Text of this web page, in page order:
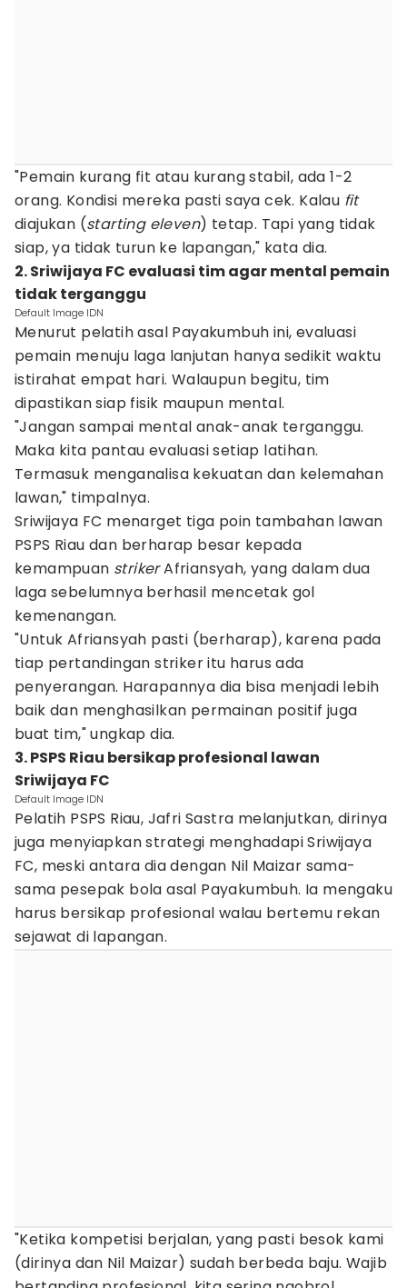
"Pemain kurang fit atau kurang stabil, ada 1-2
orang. Kondisi mereka pasti saya cek. Kalau fit
diajukan (starting eleven) tetap. Tapi yang tidak
siap, ya tidak turun ke lapangan," kata dia.
2. Sriwijaya FC evaluasi tim agar mental pemain
tidak terganggu
Default Image IDN
Menurut pelatih asal Payakumbuh ini, evaluasi
pemain menuju laga lanjutan hanya sedikit waktu
istirahat empat hari. Walaupun begitu, tim
dipastikan siap fisik maupun mental.
"Jangan sampai mental anak-anak terganggu.
Maka kita pantau evaluasi setiap latihan.
Termasuk menganalisa kekuatan dan kelemahan
lawan," timpalnya.
Sriwijaya FC menarget tiga poin tambahan lawan
PSPS Riau dan berharap besar kepada
kemampuan strikerAfriansyah, yang dalam dua
laga sebelumnya berhasil mencetak gol
kemenangan.
"Untuk Afriansyah pasti (berharap), karena pada
tiap pertandingan striker itu harus ada
penyerangan. Harapannya dia bisa menjadi lebih
baik dan menghasilkan permainan positif juga
buat tim," ungkap dia.
3. PSPS Riau bersikap profesional lawan
Sriwijaya FC
Default Image IDN
Pelatih PSPS Riau, Jafri Sastra melanjutkan, dirinya
juga menyiapkan strategi menghadapi Sriwijaya
FC, meski antara dia dengan Nil Maizar sama-
sama pesepak bola asal Payakumbuh. Ia mengaku
harus bersikap profesional walau bertemu rekan
sejawat di lapangan.
"Ketika kompetisi berjalan, yang pasti besok kami
(dirinya dan Nil Maizar) sudah berbeda baju. Wajib